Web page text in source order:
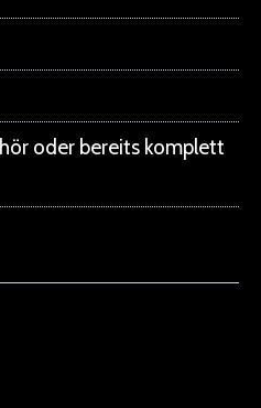
oder bereits komplett